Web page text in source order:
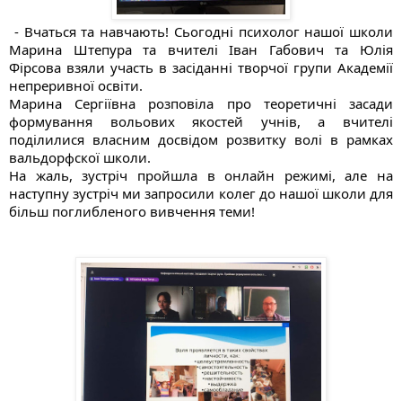
Марина Штепура та вчителі Іван Габович та Юлія
Фірсова взяли участь в засіданні творчої групи Академії
непреривної освіти.
Марина Сергіївна розповіла про теоретичні засади
формування вольових якостей учнів, а вчителі
поділилися власним досвідом розвитку волі в рамках
вальдорфскої школи.
На жаль, зустріч пройшла в онлайн режимі, але на
наступну зустріч ми запросили колег до нашої школи для
більш поглибленого вивчення теми!